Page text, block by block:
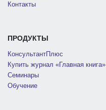
Контакты
ПРОДУКТЫ
КонсультантПлюс
Купить журнал «Главная книга»
Семинары
Обучение